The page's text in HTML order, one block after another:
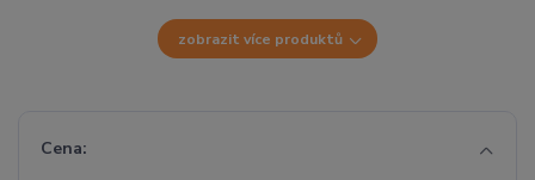
zobrazit více produktů
Cena: